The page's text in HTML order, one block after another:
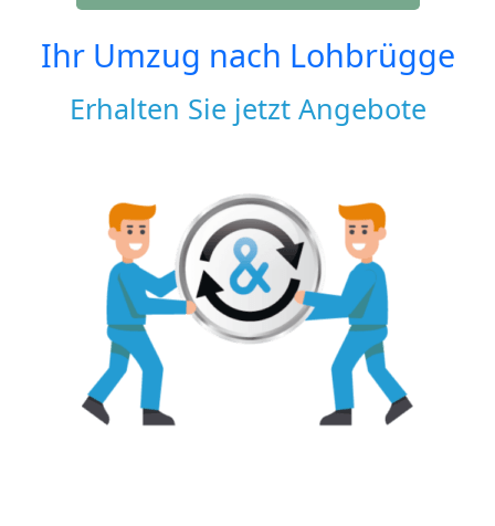
Ihr Umzug nach Lohbrügge
Erhalten Sie jetzt Angebote